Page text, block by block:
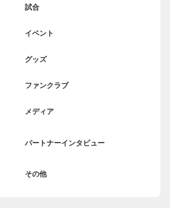
試合
イベント
グッズ
ファンクラブ
メディア
パートナーインタビュー
その他